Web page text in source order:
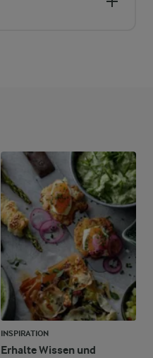
INSPIRATION
Erhalte Wissen und